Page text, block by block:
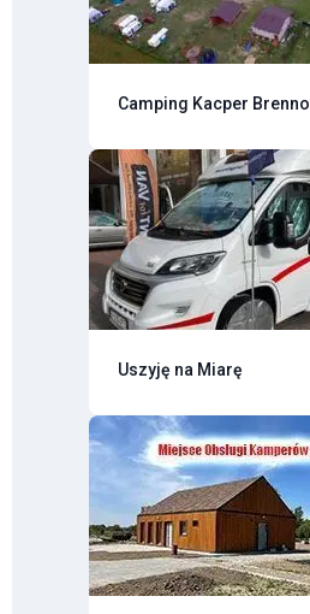
Camping Kacper Brenno
Uszyję na Miarę